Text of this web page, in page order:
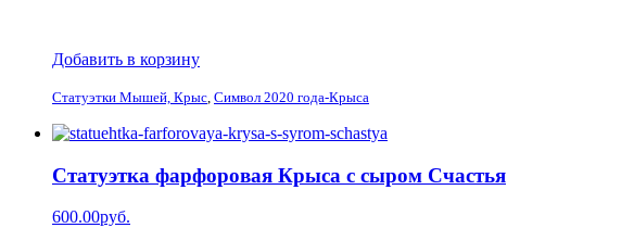
Добавить в корзину
Статуэтки Мышей, Крыс Символ 2020 года-Крыса
Статуэтка фарфоровая Крыса с сыром Счастья
600.00руб.